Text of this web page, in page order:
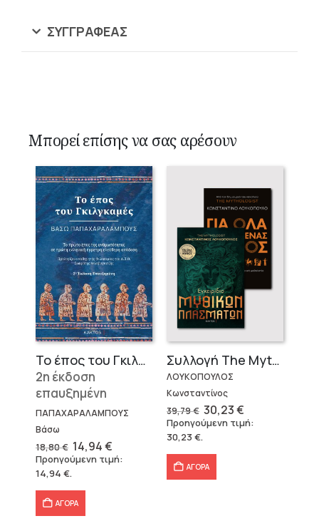
ΣΥΓΓΡΑΦΈΑΣ
Μπορεί επίσης να σας αρέσουν
Το έπος του Γκιλγκαμές
2η έκδοση
επαυξημένη
ΠΑΠΑΧΑΡΑΛΑΜΠΟΥΣ
Βάσω
18,80€ Original
price
was:
18,80 €.
14,94€Η
τρέχουσα
τιμή
Προηγούμενη τιμή:
14,94 €.
ΑΓΟΡΑ
Συλλογή The Mythologist (2 βιβλία)
ΛΟΥΚΟΠΟΥΛΟΣ
Κωνσταντίνος
39,79€ Original
price
was:
39,79 €.
30,23€Η
τρέχουσα
τιμή
Προηγούμενη τιμή:
30,23€.
ΑΓΟΡΑ